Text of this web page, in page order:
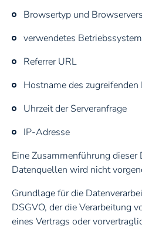
Browsertyp und
verwendetes Betriebssystem
Referrer URL
Hostname des zugreifenden
Uhrzeit der Serveranfrage
IP-Adresse
Eine Zusammenführung dieser
Datenquellen wird nicht
Grundlage für die
DSGVO, der die Verarbeitung
eines Vertrags oder